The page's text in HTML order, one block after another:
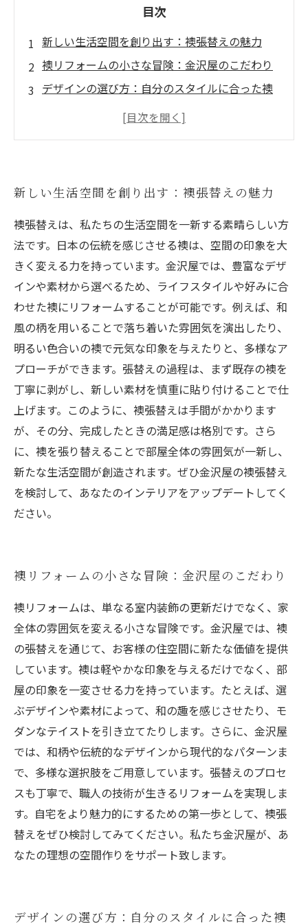
目次
新しい生活空間を創り出す：襖張替えの魅力
襖リフォームの小さな冒険：金沢屋のこだわり
デザインの選び方：自分のスタイルに合った襖
え体験
新しい生活空間を創り出す：襖張替えの魅力
襖張替えは、私たちの生活空間を一新する素晴らしい方
法です。日本の伝統を感じさせる襖は、空間の印象を大
きく変える力を持っています。金沢屋では、豊富なデザ
インや素材から選べるため、ライフスタイルや好みに合
わせた襖にリフォームすることが可能です。例えば、和
風の柄を用いることで落ち着いた雰囲気を演出したり、
明るい色合いの襖で元気な印象を与えたりと、多様なア
プローチができます。張替えの過程は、まず既存の襖を
丁寧に剥がし、新しい素材を慎重に貼り付けることで仕
上げます。このように、襖張替えは手間がかかります
が、その分、完成したときの満足感は格別です。さら
に、襖を張り替えることで部屋全体の雰囲気が一新し、
新たな生活空間が創造されます。ぜひ金沢屋の襖張替え
を検討して、あなたのインテリアをアップデートしてく
ださい。
襖リフォームの小さな冒険：金沢屋のこだわり
襖リフォームは、単なる室内装飾の更新だけでなく、家
全体の雰囲気を変える小さな冒険です。金沢屋では、襖
の張替えを通じて、お客様の住空間に新たな価値を提供
しています。襖は軽やかな印象を与えるだけでなく、部
屋の印象を一変させる力を持っています。たとえば、選
ぶデザインや素材によって、和の趣を感じさせたり、モ
ダンなテイストを引き立てたりします。さらに、金沢屋
では、和柄や伝統的なデザインから現代的なパターンま
で、多様な選択肢をご用意しています。張替えのプロセ
スも丁寧で、職人の技術が生きるリフォームを実現しま
す。自宅をより魅力的にするための第一歩として、襖張
替えをぜひ検討してみてください。私たち金沢屋が、あ
なたの理想の空間作りをサポート致します。
デザインの選び方：自分のスタイルに合った襖